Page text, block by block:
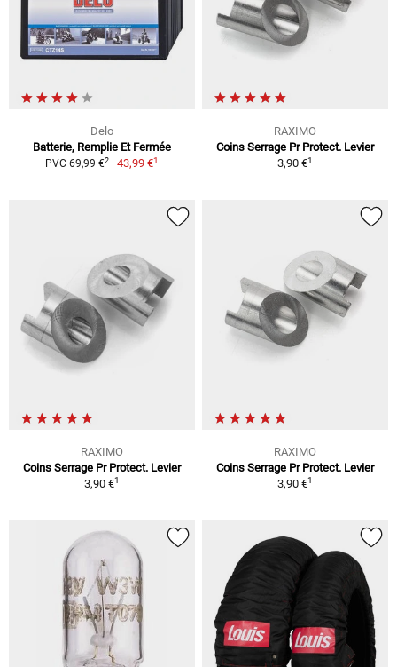
Delo
Batterie, Remplie Et Fermée
PVC 69,99 €2 43,99 €1
RAXIMO
Coins Serrage Pr Protect. Levier
3,90 €1
RAXIMO
Coins Serrage Pr Protect. Levier
3,90 €1
RAXIMO
Coins Serrage Pr Protect. Levier
3,90 €1